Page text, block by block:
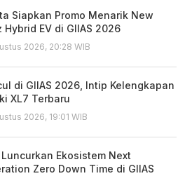
Siapkan Promo Menarik New
Hybrid EV di GIIAS 2026
2026, 20:28 WIB
di GIIAS 2026, Intip Kelengkapan
XL7 Terbaru
2026, 19:01 WIB
Luncurkan Ekosistem Next
Zero Down Time di GIIAS